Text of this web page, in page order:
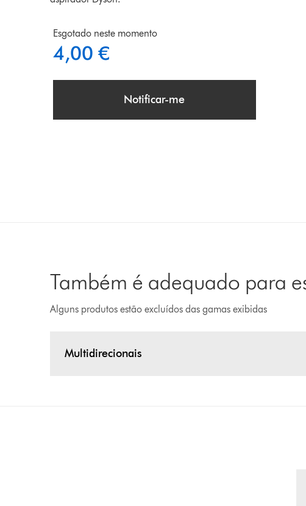
Esgotado neste momento
4,00 €
Notificar-me
Também é adequado para
Alguns produtos estão excluídos das gamas exibidas
Multidirecionais